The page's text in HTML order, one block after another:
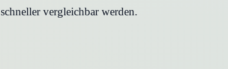
schneller vergleichbar werden.